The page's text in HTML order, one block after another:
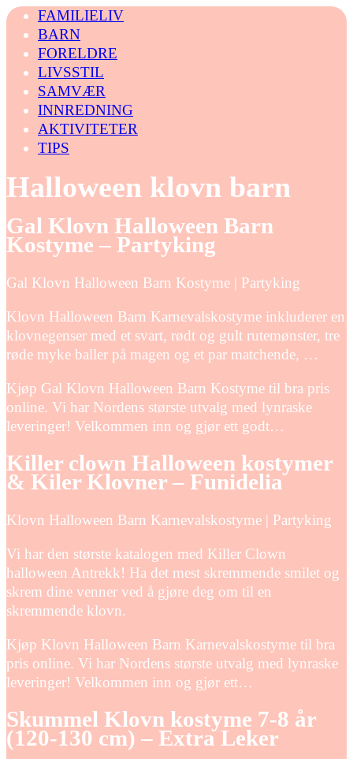
FAMILIELIV
BARN
FORELDRE
LIVSSTIL
SAMVÆR
INNREDNING
AKTIVITETER
TIPS
Halloween klovn barn
Gal Klovn Halloween Barn
Kostyme – Partyking
Gal Klovn Halloween Barn Kostyme | Partyking
Klovn Halloween Barn Karnevalskostyme inkluderer en
klovnegenser med et svart, rødt og gult rutemønster, tre
røde myke baller på magen og et par matchende, …
Kjøp Gal Klovn Halloween Barn Kostyme til bra pris
online. Vi har Nordens største utvalg med lynraske
leveringer! Velkommen inn og gjør ett godt…
Killer clown Halloween kostymer
& Kiler Klovner – Funidelia
Klovn Halloween Barn Karnevalskostyme | Partyking
Vi har den største katalogen med Killer Clown
halloween Antrekk! Ha det mest skremmende smilet og
skrem dine venner ved å gjøre deg om til en
skremmende klovn.
Kjøp Klovn Halloween Barn Karnevalskostyme til bra
pris online. Vi har Nordens største utvalg med lynraske
leveringer! Velkommen inn og gjør ett…
Skummel Klovn kostyme 7-8 år
(120-130 cm) – Extra Leker